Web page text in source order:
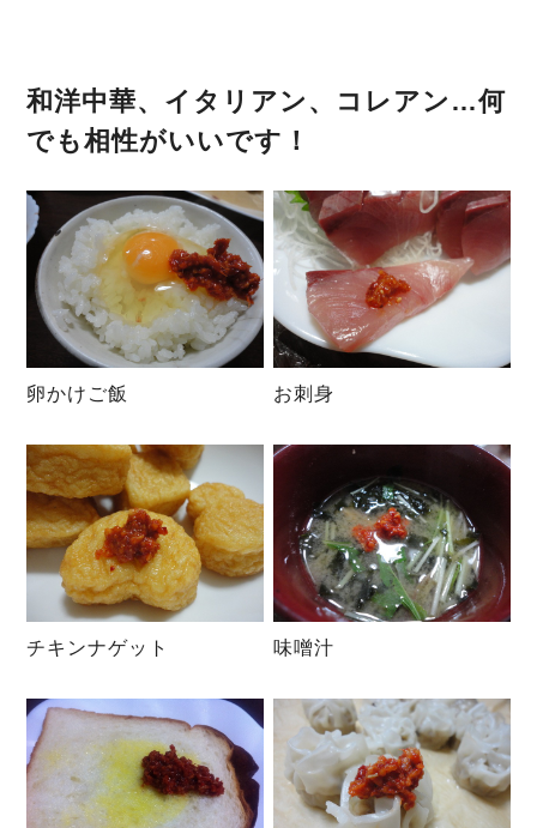
和洋中華、イタリアン、コレアン…何
でも相性がいいです！
卵かけご飯 お刺身
チキンナゲット 味噌汁